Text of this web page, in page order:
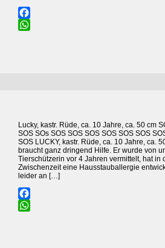
Facebook
Lucky, kastr. Rüde, ca. 10 Jahre, ca. 50 cm
SOS SOs SOS SOS SOS SOS SOS SOS
SOS LUCKY, kastr. Rüde, ca. 10 Jahre, ca.
braucht ganz dringend Hilfe. Er wurde von
Tierschützerin vor 4 Jahren vermittelt, hat in
Zwischenzeit eine Hausstauballergie
leider an […]
Facebook